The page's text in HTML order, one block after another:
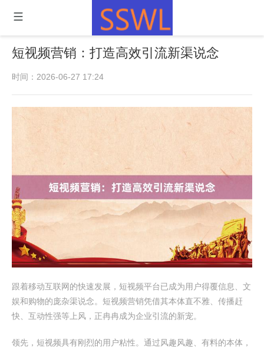
短视频营销：打造高效引流新渠说念
时间：2026-06-27 17:24
跟着移动互联网的快速发展，短视频平台已成为用户得覆信息、文
娱和购物的庞杂渠说念。短视频营销凭借其本体直不雅、传播赶
快、互动性强等上风，正冉冉成为企业引流的新宠。
领先，短视频具有刚烈的用户粘性。通过风趣风趣、有料的本体，